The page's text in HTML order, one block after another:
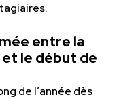
entre la
le début de
de l’année dès